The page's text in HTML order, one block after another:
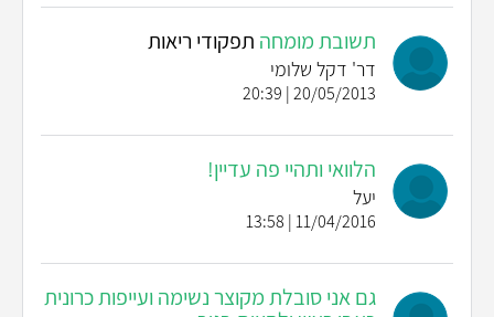
תשובת מומחה תפקודי ריאות
דר' דקל שלומי
20/05/2013 | 20:39
הלוואי ותהיי פה עדיין!
יעל
11/04/2016 | 13:58
גם אני סובלת מקוצר נשימה ועייפות כרונית